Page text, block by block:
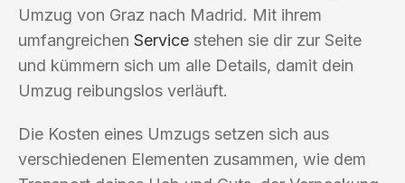
Umzug von Graz nach Madrid. Mit ihrem
umfangreichen Service stehen sie dir zur Seite
und kümmern sich um alle Details, damit dein
Umzug reibungslos verläuft.
Die Kosten eines Umzugs setzen sich aus
verschiedenen Elementen zusammen, wie dem